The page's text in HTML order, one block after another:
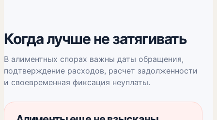
Когда лучше не затягивать
В алиментных спорах важны даты обращения,
подтверждение расходов, расчет задолженности
и своевременная фиксация неуплаты.